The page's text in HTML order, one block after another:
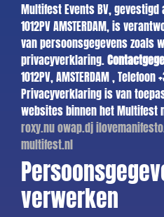
Multifest Events BV, gevestigd
1012PV AMSTERDAM, is
van persoonsgegevens zoals
privacyverklaring.
1012PV, AMSTERDAM ,
Privacyverklaring is van
websites binnen het Multifest
roxy.nuowap.dj
multifest.nl
verwerken